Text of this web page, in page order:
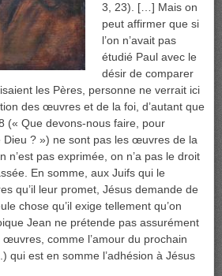
3, 23). […] Mais on
peut affirmer que si
l’on n’avait pas
étudié Paul avec le
désir de comparer
les Pères, personne ne verrait ici
des œuvres et de la foi, d’autant que
(« Que devons-nous faire, pour
? ») ne sont pas les œuvres de la
n’est pas exprimée, on n’a pas le droit
En somme, aux Juifs qui le
qu’il leur promet, Jésus demande de
chose qu’il exige tellement qu’on
Jean ne prétende pas assurément
œuvres, comme l’amour du prochain
qui est en somme l’adhésion à Jésus